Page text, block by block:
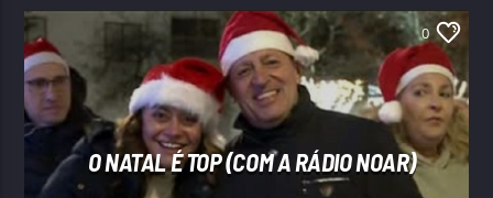
0
O NATAL É TOP (COM A RÁDIO NOAR)